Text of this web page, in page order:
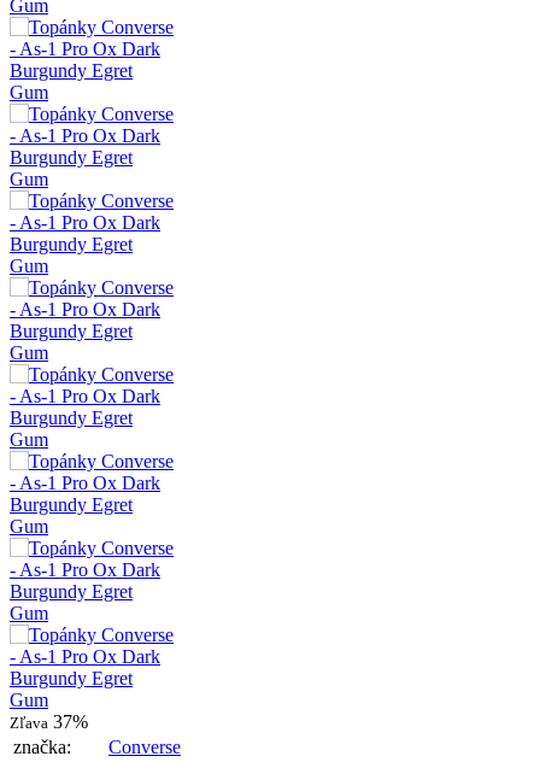
Zľava 37%
značka:
Converse